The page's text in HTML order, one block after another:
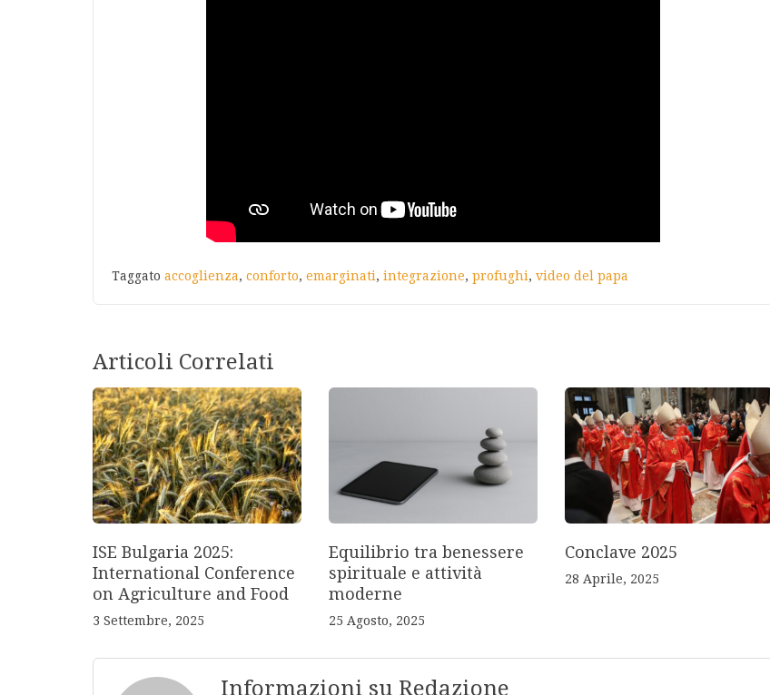
Taggato accoglienza, conforto, emarginati, integrazione, profughi, video del papa
Articoli Correlati
ISE Bulgaria 2025:
International Conference
on Agriculture and Food
3 Settembre, 2025
Equilibrio tra benessere
spirituale e attività
moderne
25 Agosto, 2025
Conclave 2025
28 Aprile, 2025
Informazioni su Redazione